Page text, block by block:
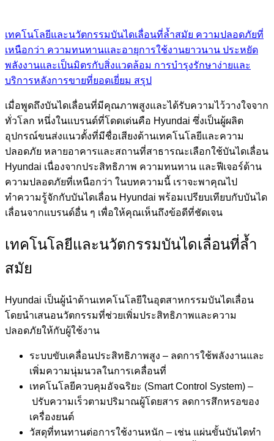
เทคโนโลยีและนวัตกรรมบันไดเลื่อนที่ล้ำสมัย ความปลอดภัยที่
เหนือกว่า ความทนทานและอายุการใช้งานยาวนาน ประหยัด
พลังงานและเป็นมิตรกับสิ่งแวดล้อม การบำรุงรักษาง่ายและ
บริการหลังการขายที่ยอดเยี่ยม สรุป
เมื่อพูดถึงบันไดเลื่อนที่มีคุณภาพสูงและได้รับความไว้วางใจจาก
ทั่วโลก หนึ่งในแบรนด์ที่โดดเด่นคือ Hyundai ซึ่งเป็นผู้ผลิต
อุปกรณ์ขนส่งแนวตั้งที่มีชื่อเสียงด้านเทคโนโลยีและความ
ปลอดภัย หลายอาคารและสถานที่สาธารณะเลือกใช้บันไดเลื่อน
Hyundai เนื่องจากประสิทธิภาพ ความทนทาน และฟีเจอร์ด้าน
ความปลอดภัยที่เหนือกว่า ในบทความนี้ เราจะพาคุณไป
ทำความรู้จักกับบันไดเลื่อน Hyundai พร้อมเปรียบเทียบกับบันได
เลื่อนจากแบรนด์อื่น ๆ เพื่อให้คุณเห็นถึงข้อดีที่ชัดเจน
เทคโนโลยีและนวัตกรรมบันไดเลื่อนที่ล้ำ
สมัย
Hyundai เป็นผู้นำด้านเทคโนโลยีในอุตสาหกรรมบันไดเลื่อน
โดยนำเสนอนวัตกรรมที่ช่วยเพิ่มประสิทธิภาพและความ
ปลอดภัยให้กับผู้ใช้งาน
ระบบขับเคลื่อนประสิทธิภาพสูง – ลดการใช้พลังงานและ
เพิ่มความนุ่มนวลในการเคลื่อนที่
เทคโนโลยีควบคุมอัจฉริยะ (Smart Control System) –
ปรับความเร็วตามปริมาณผู้โดยสาร ลดการสึกหรอของ
เครื่องยนต์
วัสดุที่ทนทานต่อการใช้งานหนัก – เช่น แผ่นขั้นบันไดทำ